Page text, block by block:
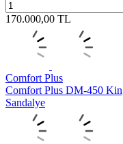
170.000,00 TL
Comfort Plus
Comfort Plus DM-450
Sandalye